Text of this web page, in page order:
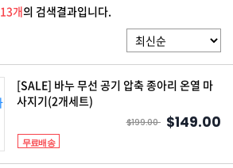
13개의 검색결과입니다.
[SALE] 바누 무선 공기 압축 종아리 온열 마
사지기(2개세트)
$199.00 $149.00
무료배송